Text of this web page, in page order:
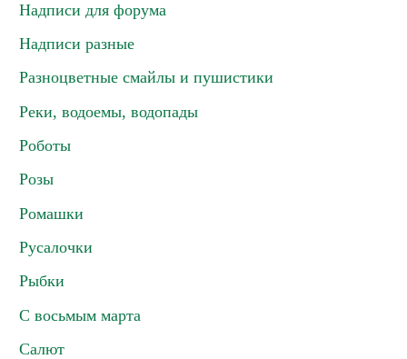
Надписи для форума
Надписи разные
Разноцветные смайлы и пушистики
Реки, водоемы, водопады
Роботы
Розы
Ромашки
Русалочки
Рыбки
С восьмым марта
Салют